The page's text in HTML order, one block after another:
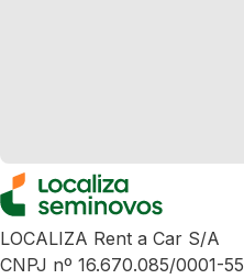
LOCALIZA Rent a Car S/A
CNPJ nº 16.670.085/0001-55